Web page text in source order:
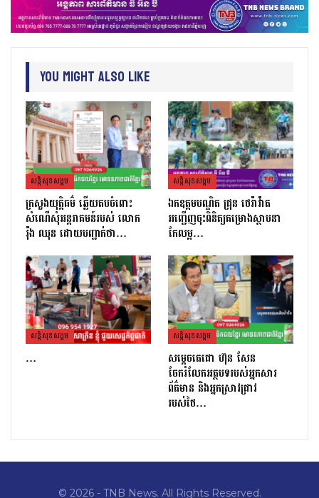
You Might Also Like
សន្តិសុខសង្គម
ក្រសួងយុត្តិធម៌ ឆ្លើយតបចំពោះ
សំណើសុំអន្តរាគមន៍របស់ លោក
រ៉ុង ឈុន ដោយបញ្ជាក់ថា…
សន្តិសុខសង្គម
ឯកឧត្តមបណ្ឌិត ជ្រុន ថេរ៉ាវ៉ាត
អញ្ជើញចុះពិនិត្យគម្រោងស្ថាបនា
កែលម្អ…
សន្តិសុខសង្គម
…
សន្តិសុខសង្គម
សម្តេចតេជោ ហ៊ុន សែន
ចែករំលែកអត្ថបទរបស់អ្នកសារ
ព័ត៌មាន និងអ្នកស្រាវជ្រាវ
របស់ថៃ…
© 2026 - TNB News. All Rights Reserved.